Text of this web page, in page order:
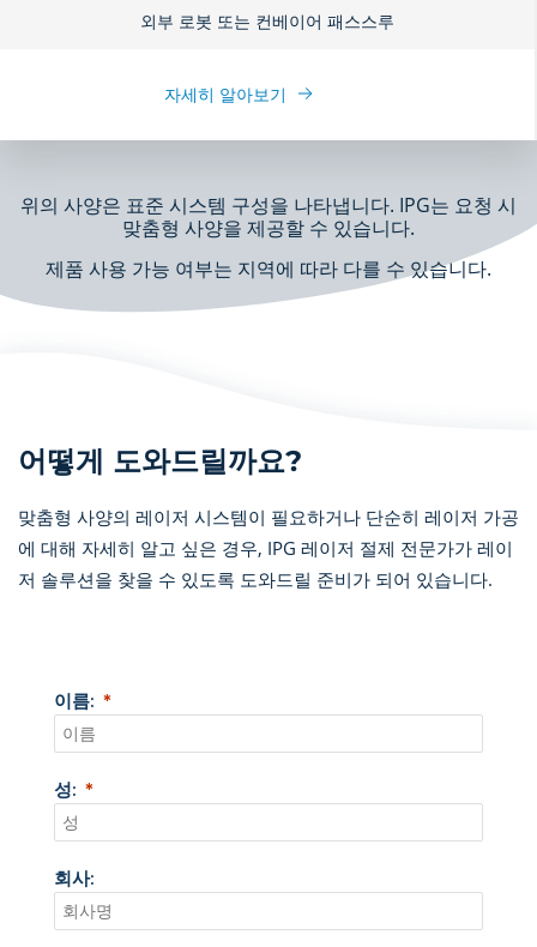
외부 로봇 또는 컨베이어 패스스루
자세히 알아보기
위의 사양은 표준 시스템 구성을 나타냅니다. IPG는 요청 시
맞춤형 사양을 제공할 수 있습니다.
제품 사용 가능 여부는 지역에 따라 다를 수 있습니다.
어떻게 도와드릴까요?
맞춤형 사양의 레이저 시스템이 필요하거나 단순히 레이저 가공
에 대해 자세히 알고 싶은 경우, IPG 레이저 절제 전문가가 레이
저 솔루션을 찾을 수 있도록 도와드릴 준비가 되어 있습니다.
이름:
성:
회사: